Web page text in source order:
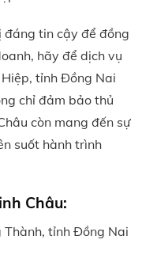
đáng tin cậy để đồng
hãy để dịch vụ
tỉnh Đồng Nai
chỉ đảm bảo thủ
còn mang đến sự
suốt hành trình
Châu:
Thành, tỉnh Đồng Nai